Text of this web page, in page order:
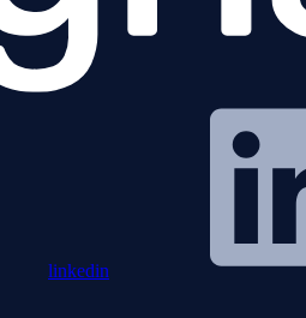
linkedin